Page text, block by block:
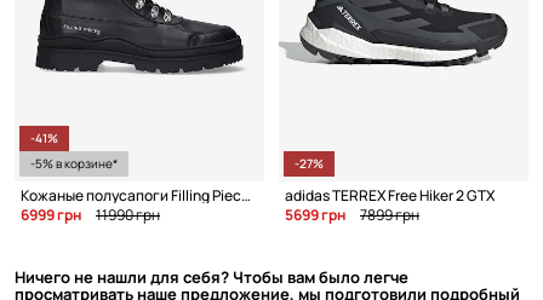
-41%
-5% в корзине*
Кожаные полусапоги Filling Pieces
6999 грн
11990 грн
-27%
adidas TERREX Free Hiker 2 GTX
5699 грн
7899 грн
Ничего не нашли для себя? Чтобы вам было легче
просматривать наше предложение, мы подготовили подробный